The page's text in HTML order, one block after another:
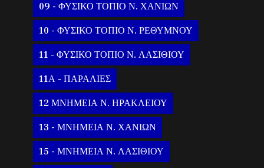
09 - ΦΥΣΙΚΟ ΤΟΠΙΟ Ν. ΧΑΝΙΩΝ
10 - ΦΥΣΙΚΟ ΤΟΠΙΟ Ν. ΡΕΘΥΜΝΟΥ
11 - ΦΥΣΙΚΟ ΤΟΠΙΟ Ν. ΛΑΣΙΘΙΟΥ
11Α - ΠΑΡΑΛΙΕΣ
12 ΜΝΗΜΕΙΑ Ν. ΗΡΑΚΛΕΙΟΥ
13 - ΜΝΗΜΕΙΑ Ν. ΧΑΝΙΩΝ
15 - ΜΝΗΜΕΙΑ Ν. ΛΑΣΙΘΙΟΥ